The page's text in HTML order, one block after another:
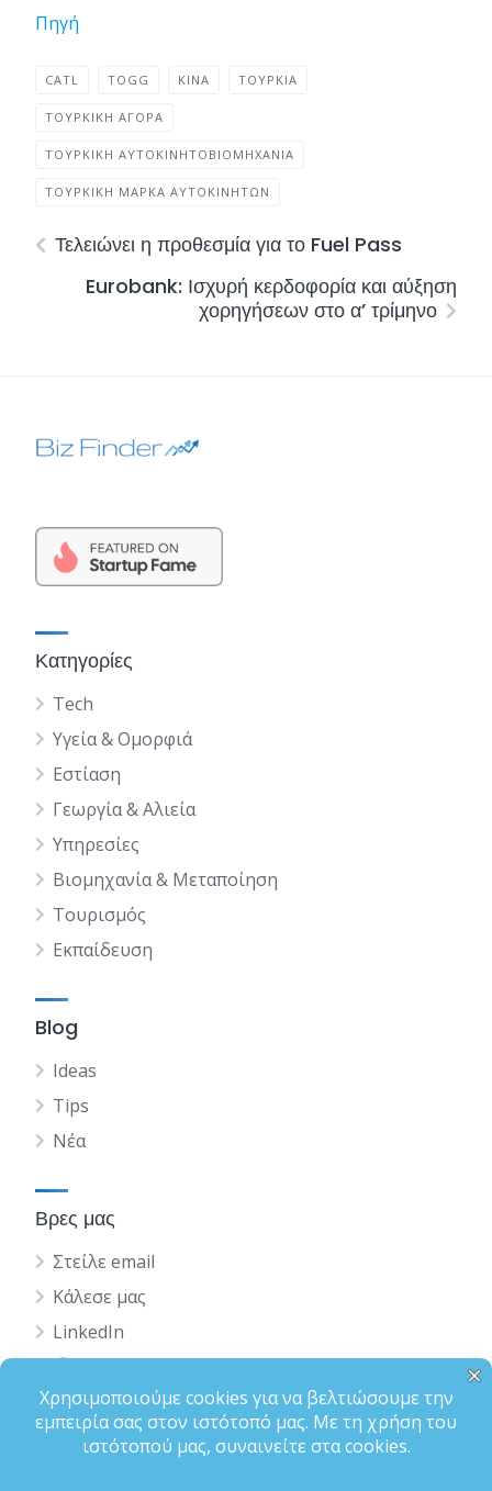
Πηγή
CATL TOGG ΚΙΝΑ ΤΟΥΡΚΊΑ
ΤΟΥΡΚΙΚΉ ΑΓΟΡΆ
ΤΟΥΡΚΙΚΉ ΑΥΤΟΚΙΝΗΤΟΒΙΟΜΗΧΑΝΊΑ
ΤΟΥΡΚΙΚΉ ΜΆΡΚΑ ΑΥΤΟΚΙΝΉΤΩΝ
Τελειώνει η προθεσμία για το Fuel Pass
Eurobank: Ισχυρή κερδοφορία και αύξηση
χορηγήσεων στο α’ τρίμηνο
Κατηγορίες
Tech
Υγεία & Ομορφιά
Εστίαση
Γεωργία & Αλιεία
Υπηρεσίες
Βιομηχανία & Μεταποίηση
Τουρισμός
Εκπαίδευση
Blog
Ideas
Tips
Νέα
Βρες μας
Στείλε email
Κάλεσε μας
LinkedIn